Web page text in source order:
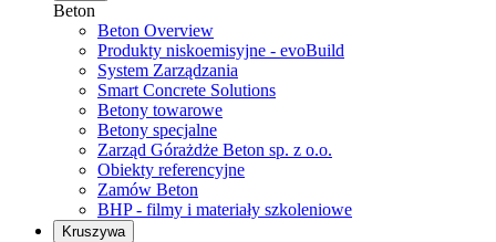
Beton
Beton Overview
Produkty niskoemisyjne - evoBuild
System Zarządzania
Smart Concrete Solutions
Betony towarowe
Betony specjalne
Zarząd Górażdże Beton sp. z o.o.
Obiekty referencyjne
Zamów Beton
BHP - filmy i materiały szkoleniowe
Kruszywa